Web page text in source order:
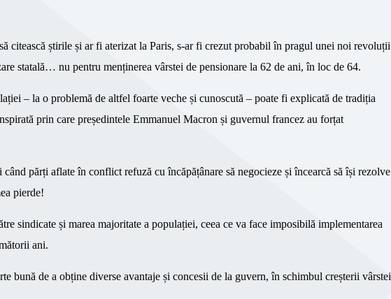
citească știrile și ar fi aterizat la Paris, s-ar fi crezut probabil în pragul unei noi revoluții
statală… nu pentru menținerea vârstei de pensionare la 62 de ani, în loc de 64.
– la o problemă de altfel foarte veche și cunoscută – poate fi explicată de tradiția
prin care președintele Emmanuel Macron și guvernul francez au forțat
părți aflate în conflict refuză cu încăpățânare să negocieze și încearcă să își rezolve
pierde!
sindicate și marea majoritate a populației, ceea ce va face imposibilă implementarea
ani.
bună de a obține diverse avantaje și concesii de la guvern, în schimbul creșterii vârstei